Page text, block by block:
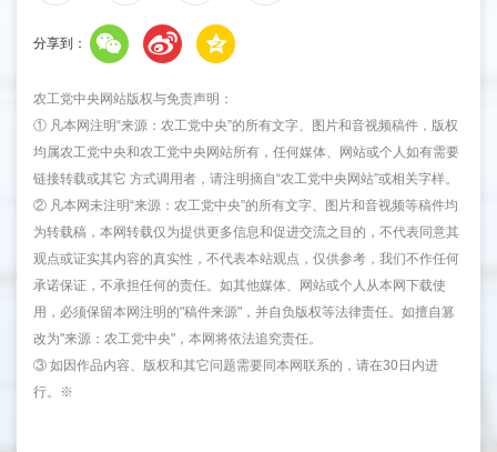
分享到：
农工党中央网站版权与免责声明：
① 凡本网注明“来源：农工党中央”的所有文字、图片和音视频稿件，版权
均属农工党中央和农工党中央网站所有，任何媒体、网站或个人如有需要
链接转载或其它 方式调用者，请注明摘自“农工党中央网站”或相关字样。
② 凡本网未注明“来源：农工党中央”的所有文字、图片和音视频等稿件均
为转载稿，本网转载仅为提供更多信息和促进交流之目的，不代表同意其
观点或证实其内容的真实性，不代表本站观点，仅供参考，我们不作任何
承诺保证，不承担任何的责任。如其他媒体、网站或个人从本网下载使
用，必须保留本网注明的"稿件来源"，并自负版权等法律责任。如擅自篡
改为"来源：农工党中央"，本网将依法追究责任。
③ 如因作品内容、版权和其它问题需要同本网联系的，请在30日内进
行。※